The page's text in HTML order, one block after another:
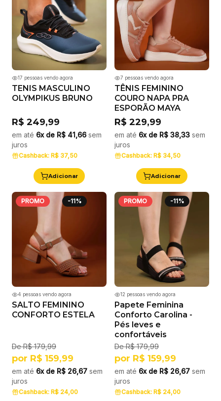
17 pessoas vendo agora
TENIS MASCULINO
OLYMPIKUS BRUNO
R$ 249,99
em até 6x de R$ 41,66 sem
juros
Cashback: R$ 37,50
Adicionar
7 pessoas vendo agora
TÊNIS FEMININO
COURO NAPA PRA
ESPORÃO MAYA
R$ 229,99
em até 6x de R$ 38,33 sem
juros
Cashback: R$ 34,50
Adicionar
PROMO -11%
4 pessoas vendo agora
SALTO FEMININO
CONFORTO ESTELA
DeR$ 179,99
por R$ 159,99
em até 6x de R$ 26,67 sem
juros
Cashback: R$ 24,00
PROMO -11%
12 pessoas vendo agora
Papete Feminina
Conforto Carolina -
Pés leves e
confortáveis
DeR$ 179,99
por R$ 159,99
em até 6x de R$ 26,67 sem
juros
Cashback: R$ 24,00